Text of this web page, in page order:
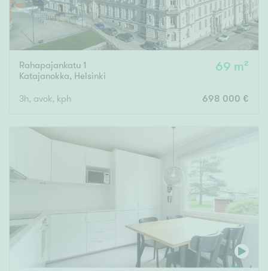
Ominaisuudet
Hissi
Järvi- tai merinäköala
Maalämpö
Oma ranta
Oma sauna
Senioriasunto
Rahapajankatu 1
Katajanokka, Helsinki
69 m²
3h, avok, kph 698 000 €